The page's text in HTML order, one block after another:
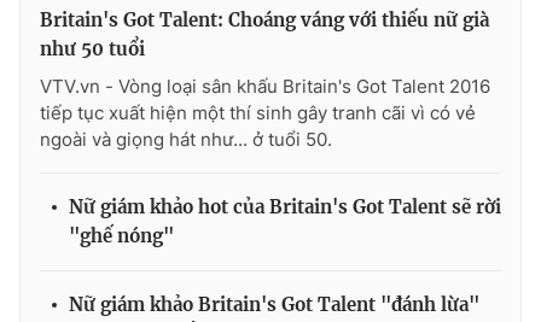
Theo dõi báo trên
Cơ quan chủ quản:Đài Truyền hình Việt Nam
Cơ quan báo chí:Thời báo VTV
Giấy phép hoạt động báo in và báo điện tử số 483/GP-BTTTT
Tổng Biên tập:Vũ Thanh Thủy
Phó Tổng Biên tập:
Tổng đài VTV:024.38 355 931 - 024.38 355 932
Britain's Got Talent: Choáng váng với thiếu nữ già
như 50 tuổi
VTV.vn - Vòng loại sân khấu Britain's Got Talent 2016
tiếp tục xuất hiện một thí sinh gây tranh cãi vì có vẻ
ngoài và giọng hát như... ở tuổi 50.
Nữ giám khảo hot của Britain's Got Talent sẽ rời
"ghế nóng"
Nữ giám khảo Britain's Got Talent "đánh lừa"